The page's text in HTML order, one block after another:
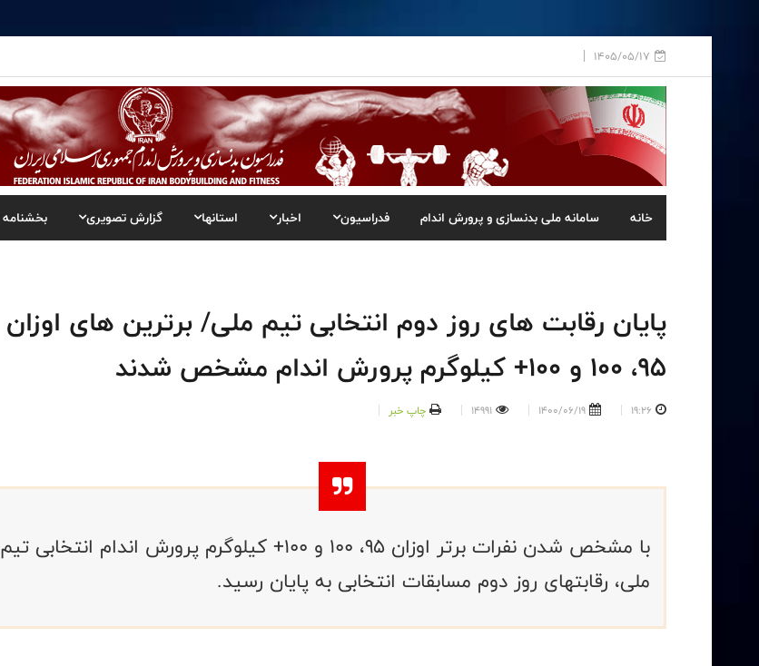
1405/05/17
خانه سامانه ملی بدنسازی و پرورش اندام فدراسیون اخبار استانها گزارش تصویری بخشنامه
پایان رقابت های روز دوم انتخابی تیم ملی/ برترین های اوزان
95، 100 و 100+ کیلوگرم پرورش اندام مشخص شدند
19:26
1400/06/19
14991 چاپ خبر
با مشخص شدن نفرات برتر اوزان 95، 100 و 100+ کیلوگرم پرورش اندام انتخابی تیم
ملی، رقابتهای روز دوم مسابقات انتخابی به پایان رسید.